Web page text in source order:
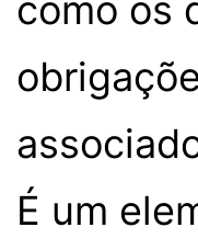
É um